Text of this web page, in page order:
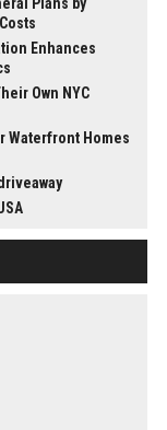
Plans by
Enhances
Own NYC
Waterfront Homes